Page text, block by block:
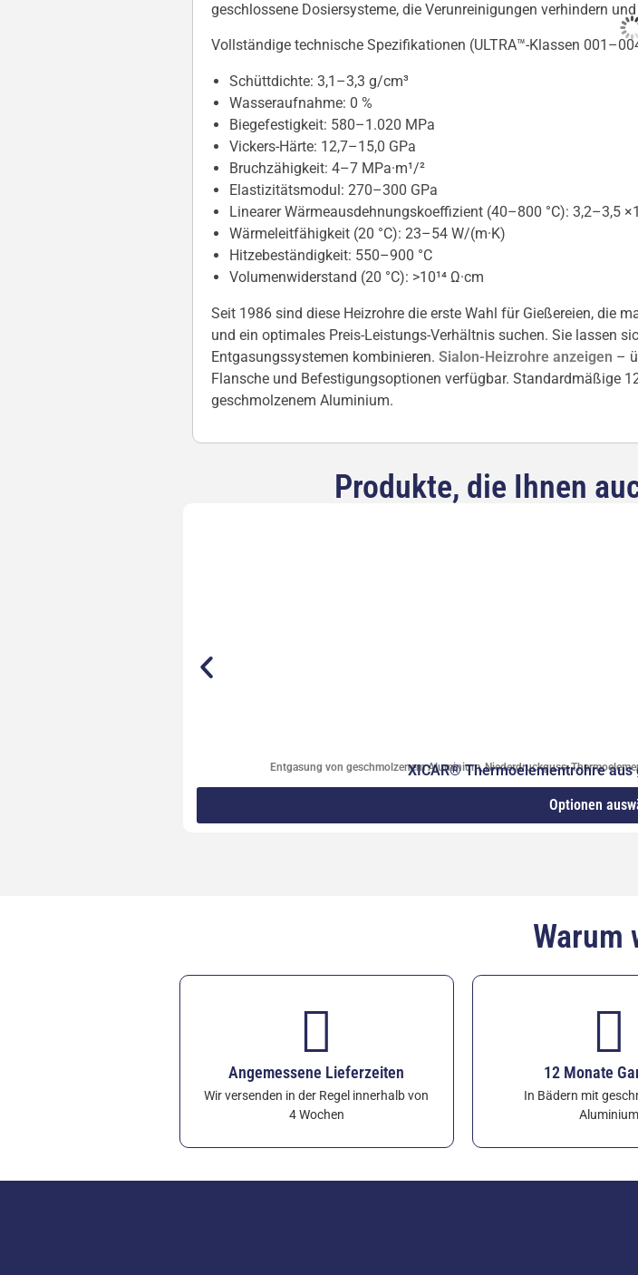
geschlossene Dosiersysteme, die Verunreinigungen verhindern
Vollständige technische Spezifikationen (ULTRA™-Klassen
Schüttdichte: 3,1–3,3 g/cm³
Wasseraufnahme: 0 %
Biegefestigkeit: 580–1.020 MPa
Vickers-Härte: 12,7–15,0 GPa
Bruchzähigkeit: 4–7 MPa·m¹/²
Elastizitätsmodul: 270–300 GPa
Linearer Wärmeausdehnungskoeffizient (40–800 °C): 3,2–3,5
Wärmeleitfähigkeit (20 °C): 23–54 W/(m·K)
Hitzebeständigkeit: 550–900 °C
Volumenwiderstand (20 °C): >10¹⁴ Ω·cm
Seit 1986 sind diese Heizrohre die erste Wahl für Gießereien, die
und ein optimales Preis-Leistungs-Verhältnis suchen. Sie lassen
Entgasungssystemen kombinieren. Sialon-Heizrohre anzeigen –
Flansche und Befestigungsoptionen verfügbar. Standardmäßige
geschmolzenem Aluminium.
Produkte, die Ihnen
Entgasung von geschmolzenem Aluminium,Niederdruckguss,
XICAR® Thermoelementrohre
Optionen
Warum
Angemessene Lieferzeiten
Wir versenden in der Regel innerhalb von
4 Wochen
12 Monate
In Bädern mit
Aluminium